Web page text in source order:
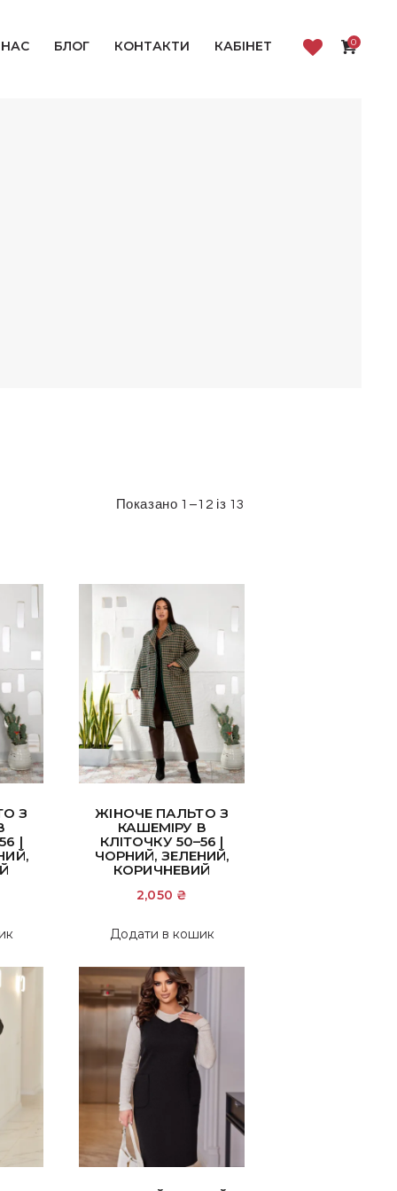
БЛОГ КОНТАКТИ КАБІНЕТ 0
Показано 1–12 із 13
З
|
ЖІНОЧЕ ПАЛЬТО З
КАШЕМІРУ В
КЛІТОЧКУ 50–56 |
ЧОРНИЙ, ЗЕЛЕНИЙ,
КОРИЧНЕВИЙ
2,050 ₴
Додати в кошик